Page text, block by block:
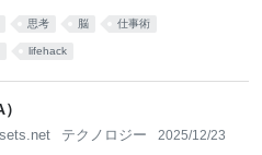
思考 脳 仕事術
lifehack
テクノロジー 2025/12/23